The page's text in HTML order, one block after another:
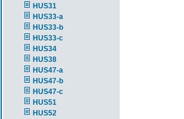
HUS31
HUS33-a
HUS33-b
HUS33-c
HUS34
HUS38
HUS47-a
HUS47-b
HUS47-c
HUS51
HUS52